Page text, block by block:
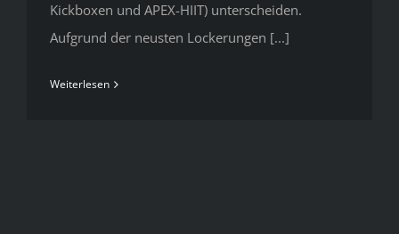
Kickboxen und APEX-HIIT) unterscheiden.
Aufgrund der neusten Lockerungen [...]
Weiterlesen